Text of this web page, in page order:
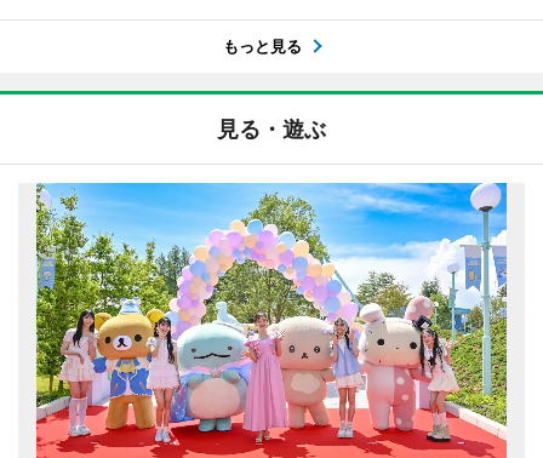
もっと見る
見る・遊ぶ